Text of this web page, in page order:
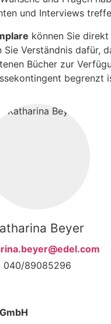
und Interviews
können Sie
Sie Verständnis dafür,
Bücher zur
begrenzt
Beyer
040/89085296